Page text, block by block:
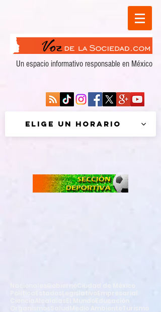
Un espacio informativo responsable en México
Elige un horario